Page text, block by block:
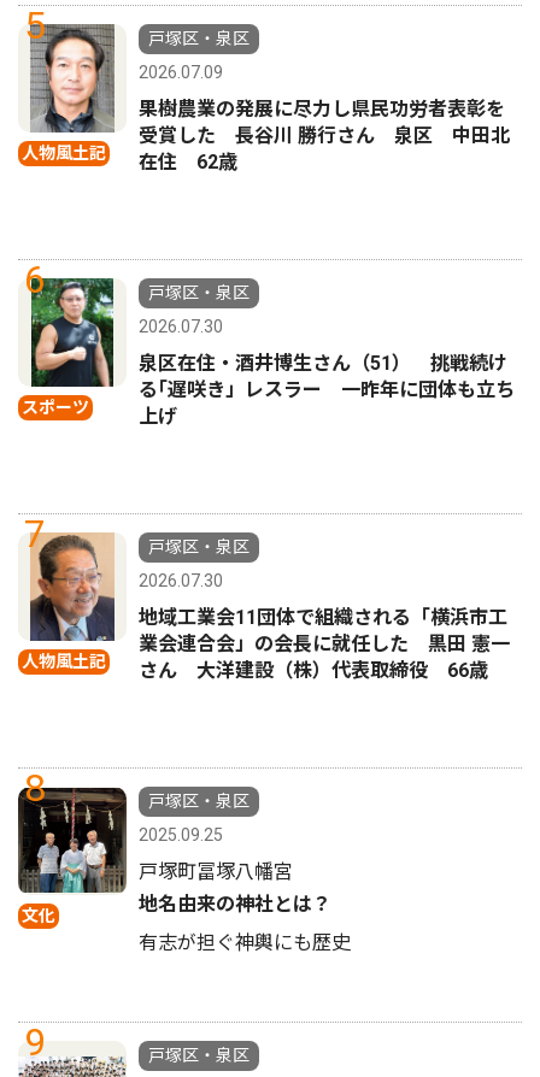
5
人物風土記
戸塚区・泉区
2026.07.09
果樹農業の発展に尽力し県民功労者表彰を
受賞した 長谷川 勝行さん 泉区 中田北
在住 62歳
6
スポーツ
戸塚区・泉区
2026.07.30
泉区在住・酒井博生さん（51） 挑戦続け
る｢遅咲き」レスラー 一昨年に団体も立ち
上げ
7
人物風土記
戸塚区・泉区
2026.07.30
地域工業会11団体で組織される「横浜市工
業会連合会」の会長に就任した 黒田 憲一
さん 大洋建設（株）代表取締役 66歳
8
文化
戸塚区・泉区
2025.09.25
戸塚町冨塚八幡宮
地名由来の神社とは？
有志が担ぐ神輿にも歴史
9
戸塚区・泉区